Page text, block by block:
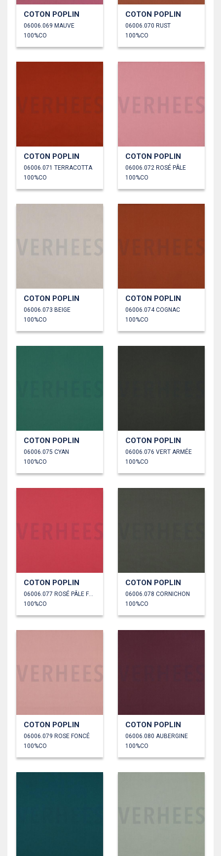
COTON POPLIN
06006.069 MAUVE
100%CO
COTON POPLIN
06006.070 RUST
100%CO
COTON POPLIN
06006.071 TERRACOTTA
100%CO
COTON POPLIN
06006.072 ROSÉ PÂLE
100%CO
COTON POPLIN
06006.073 BEIGE
100%CO
COTON POPLIN
06006.074 COGNAC
100%CO
COTON POPLIN
06006.075 CYAN
100%CO
COTON POPLIN
06006.076 VERT ARMÉE
100%CO
COTON POPLIN
06006.077 ROSÉ PÂLE FONCÉ
100%CO
COTON POPLIN
06006.078 CORNICHON
100%CO
COTON POPLIN
06006.079 ROSE FONCÉ
100%CO
COTON POPLIN
06006.080 AUBERGINE
100%CO